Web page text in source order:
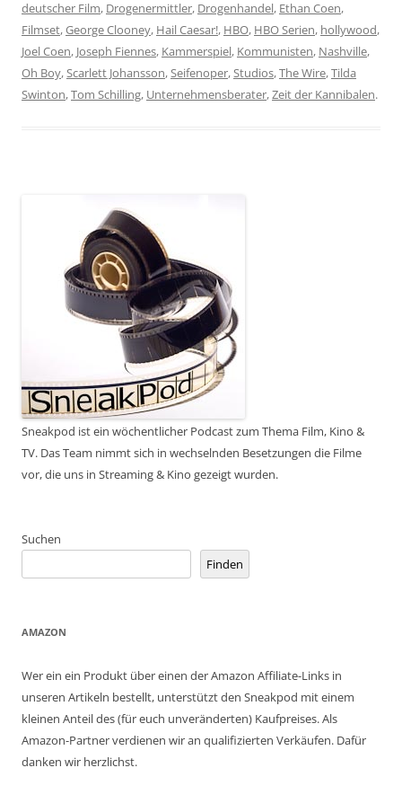
deutscher Film, Drogenermittler, Drogenhandel, Ethan Coen,
Filmset,George Clooney, Hail Caesar!, HBO, HBO Serien, hollywood,
Joel Coen, Joseph Fiennes, Kammerspiel, Kommunisten, Nashville,
Oh Boy,Scarlett Johansson,Seifenoper,Studios,The Wire,Tilda
Swinton,Tom Schilling, Unternehmensberater,Zeit der Kannibalen.
Sneakpod ist ein wöchentlicher Podcast zum Thema Film, Kino &
TV. Das Team nimmt sich in wechselnden Besetzungen die Filme
vor, die uns in Streaming & Kino gezeigt wurden.
Suchen
Finden
AMAZON
Wer ein ein Produkt über einen der Amazon Affiliate-Links in
unseren Artikeln bestellt, unterstützt den Sneakpod mit einem
kleinen Anteil des (für euch unveränderten) Kaufpreises. Als
Amazon-Partner verdienen wir an qualifizierten Verkäufen. Dafür
danken wir herzlichst.